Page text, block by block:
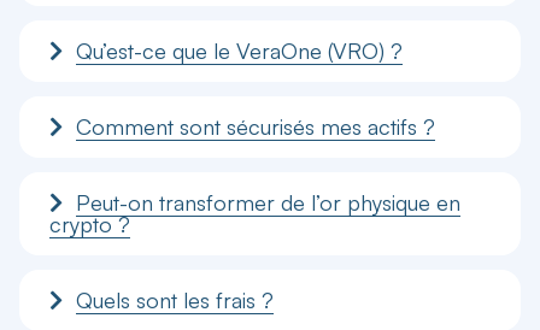
Qu’est-ce que le VeraOne (VRO) ?
Comment sont sécurisés mes actifs ?
Peut-on transformer de l’or physique en
crypto ?
Quels sont les frais ?